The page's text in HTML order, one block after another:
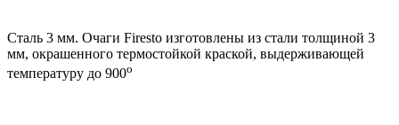
Сталь 3 мм. Очаги Firesto изготовлены из стали толщиной 3
мм, окрашенного термостойкой краской, выдерживающей
температуру до 900о